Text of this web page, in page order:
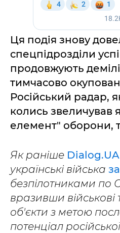
Ця подія знову
спецпідрозділи
продовжують
тимчасово
Російський радар,
колись звеличував
елемент" оборони,
Як раніше Dialog.UA
українські війська
безпілотниками по
вразивши військові
об'єкти з метою
потенціал